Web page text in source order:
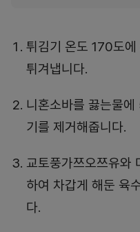
튀김기 온도 170도
튀겨냅니다.
니혼소바를 끓는물
기를 제거해줍니다.
교토풍가쯔오쯔유와
하여 차갑게 해둔 육
다.